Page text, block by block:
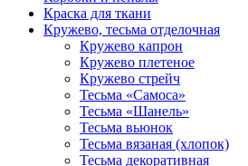
Краска для ткани
Кружево, тесьма отделочная
Кружево капрон
Кружево плетеное
Кружево стрейч
Тесьма «Самоса»
Тесьма «Шанель»
Тесьма вьюнок
Тесьма вязаная (хлопок)
Тесьма декоративная